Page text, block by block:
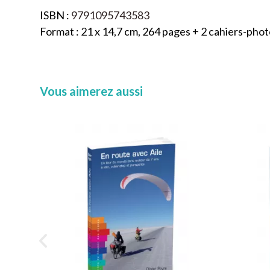
ISBN : 9791095743583
Format : 21 x 14,7 cm, 264 pages + 2 cahiers-
Vous aimerez aussi